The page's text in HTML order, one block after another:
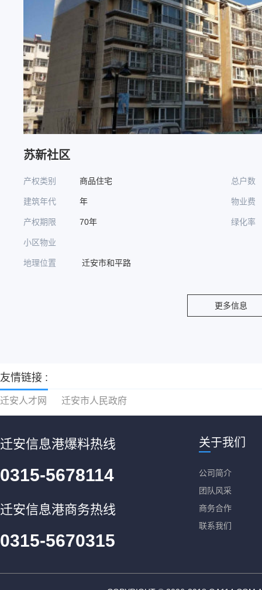
苏新社区
产权类别 商品住宅 总户数
建筑年代 年 物业费
产权期限 70年 绿化率
小区物业
地理位置 迁安市和平路
更多信息
友情链接 :
迁安人才网 迁安市人民政府
迁安信息港爆料热线
0315-5678114
迁安信息港商务热线
0315-5670315
关于我们
公司简介
团队风采
商务合作
联系我们